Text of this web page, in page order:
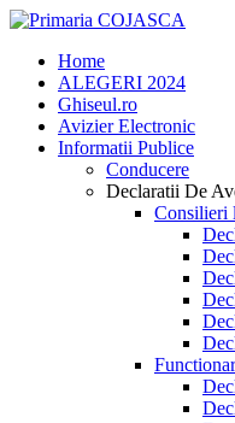
Home
ALEGERI 2024
Ghiseul.ro
Avizier Electronic
Informatii Publice
Conducere
Declaratii De
Consilieri